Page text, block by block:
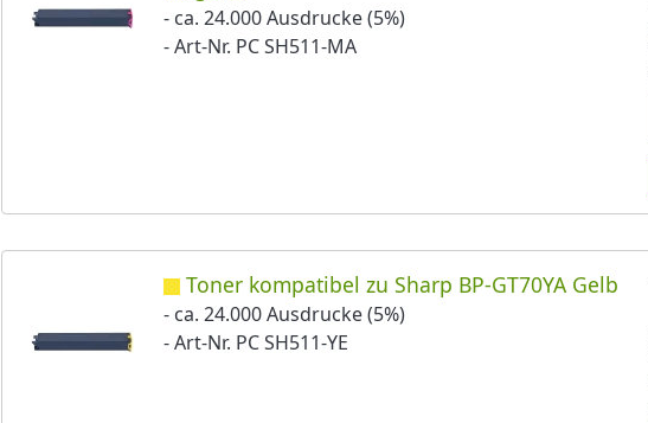
- ca. 24.000 Ausdrucke (5%)
- Art-Nr. PC SH511-MA
Toner kompatibel zu Sharp BP-GT70YA Gelb
- ca. 24.000 Ausdrucke (5%)
- Art-Nr. PC SH511-YE